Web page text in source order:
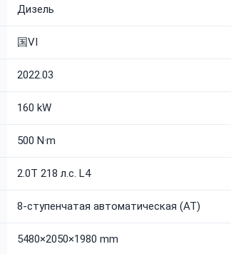
Дизель
国VI
2022.03
160 kW
500 N·m
2.0T 218 л.с. L4
8-ступенчатая автоматическая (AT)
5480×2050×1980 mm